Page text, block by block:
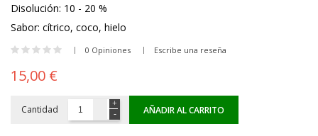
Disolución: 10 - 20 %
Sabor: cítrico, coco, hielo
0 Opiniones Escribe una reseña
15,00 €
Cantidad AÑADIR AL CARRITO